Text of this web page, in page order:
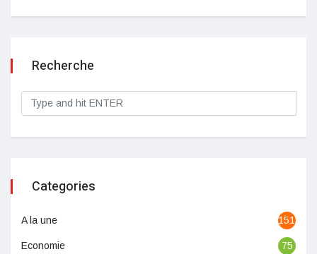
Recherche
Categories
A la une 1513
Economie 75